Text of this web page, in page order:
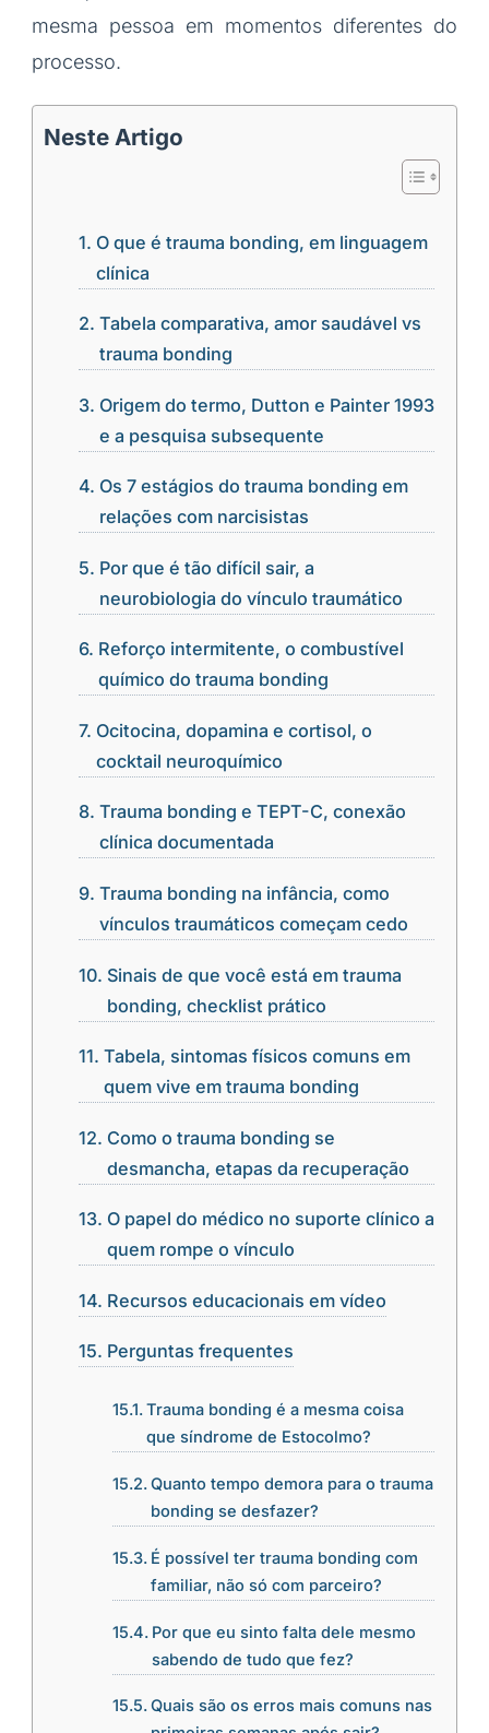
mesma pessoa em momentos diferentes do
processo.
Neste Artigo
O que é trauma bonding, em linguagem
clínica
Tabela comparativa, amor saudável vs
trauma bonding
Origem do termo, Dutton e Painter 1993
e a pesquisa subsequente
Os 7 estágios do trauma bonding em
relações com narcisistas
Por que é tão difícil sair, a
neurobiologia do vínculo traumático
Reforço intermitente, o combustível
químico do trauma bonding
Ocitocina, dopamina e cortisol, o
cocktail neuroquímico
Trauma bonding e TEPT-C, conexão
clínica documentada
Trauma bonding na infância, como
vínculos traumáticos começam cedo
Sinais de que você está em trauma
bonding, checklist prático
Tabela, sintomas físicos comuns em
quem vive em trauma bonding
Como o trauma bonding se
desmancha, etapas da recuperação
O papel do médico no suporte clínico a
quem rompe o vínculo
Recursos educacionais em vídeo
Perguntas frequentes
Trauma bonding é a mesma coisa
que síndrome de Estocolmo?
Quanto tempo demora para o trauma
bonding se desfazer?
É possível ter trauma bonding com
familiar, não só com parceiro?
Por que eu sinto falta dele mesmo
sabendo de tudo que fez?
Quais são os erros mais comuns nas